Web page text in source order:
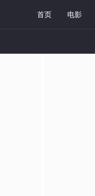
首页 电影